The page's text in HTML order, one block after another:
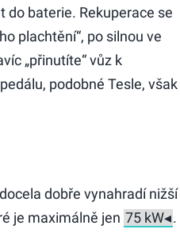
do baterie. Rekuperace se
plachtění“, po silnou ve
„přinutíte“ vůz k
podobné Tesle, však
dobře vynahradí nižší
je maximálně jen
.